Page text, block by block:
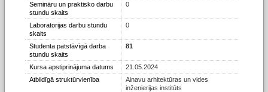
Semināru un praktisko darbu
stundu skaits
0
Laboratorijas darbu stundu
skaits
0
Studenta patstāvīgā darba
stundu skaits
81
Kursa apstiprinājuma datums
21.05.2024
Atbildīgā struktūrvienība
Ainavu arhitektūras un vides
inženierijas institūts